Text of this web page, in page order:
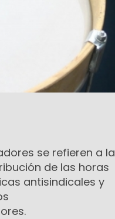
se refieren a la
de las horas
antisindicales y